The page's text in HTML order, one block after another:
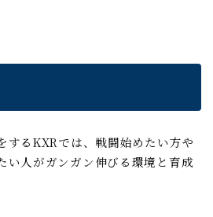
するKXRでは、戦闘始めたい方や
い人がガンガン伸びる環境と育成